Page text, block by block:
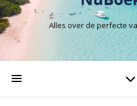
Alles over de perfecte